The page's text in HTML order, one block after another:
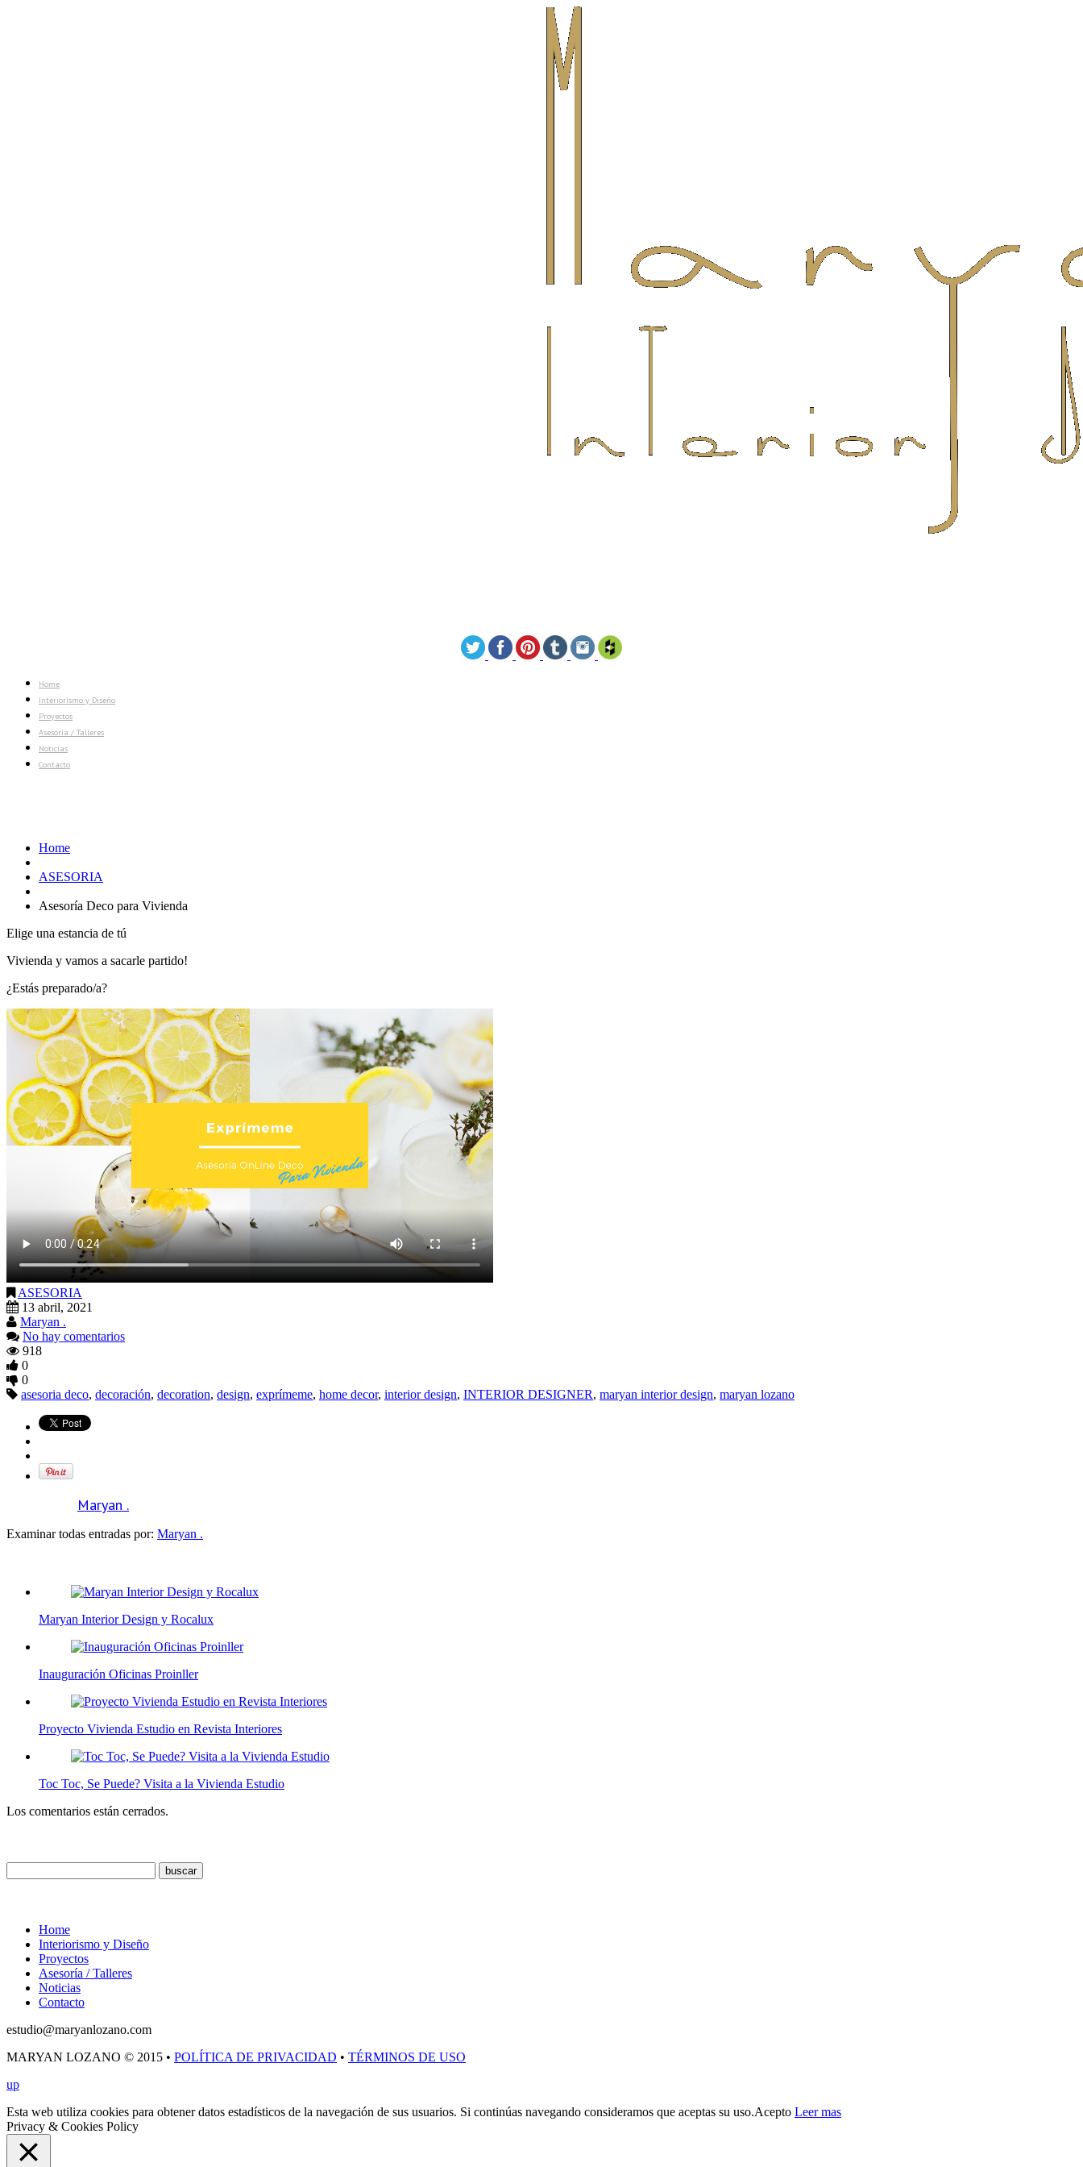
Home
Interiorismo y Diseño
Proyectos
Asesoría / Talleres
Noticias
Contacto
Home
ASESORIA
Asesoría Deco para Vivienda
Elige una estancia de tú
Vivienda y vamos a sacarle partido!
¿Estás preparado/a?
ASESORIA
13 abril, 2021
Maryan .
No hay comentarios
918
0
0
asesoria deco, decoración, decoration, design, exprímeme, home decor, interior design, INTERIOR DESIGNER, maryan interior design, maryan lozano
Maryan .
Examinar todas entradas por: Maryan .
Maryan Interior Design y Rocalux
Inauguración Oficinas Proinller
Proyecto Vivienda Estudio en Revista Interiores
Toc Toc, Se Puede? Visita a la Vivienda Estudio
Los comentarios están cerrados.
Home
Interiorismo y Diseño
Proyectos
Asesoría / Talleres
Noticias
Contacto
estudio@maryanlozano.com
MARYAN LOZANO © 2015 • POLÍTICA DE PRIVACIDAD • TÉRMINOS DE USO
up
Esta web utiliza cookies para obtener datos estadísticos de la navegación de sus usuarios. Si continúas navegando consideramos que aceptas su uso.Acepto Leer mas
Privacy & Cookies Policy